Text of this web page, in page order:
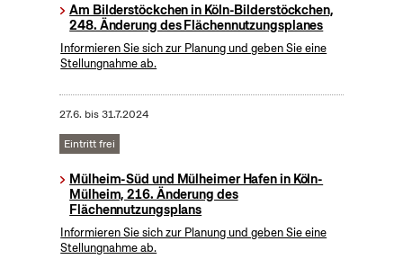
Am Bilderstöckchen in Köln-Bilderstöckchen,
248. Änderung des Flächennutzungsplanes
Informieren Sie sich zur Planung und geben Sie eine
Stellungnahme ab.
27.6. bis31.7.2024
Eintritt frei
Mülheim-Süd und Mülheimer Hafen in Köln-
Mülheim, 216. Änderung des
Flächennutzungsplans
Informieren Sie sich zur Planung und geben Sie eine
Stellungnahme ab.